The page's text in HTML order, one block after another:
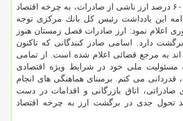
شود، تاكنون، نزدیك ۶۰ درصد ارز ناشی از صادرات، به چرخه اقتصاد
این یادداشت رئیس كل بانك مركزی توجه
اعلام نمود: ارز صادرات فصل زمستان هنوز
دارد. اسامی صادر كنندگانی كه تاكنون
اند به مرجع قضائی اعلام شده است. از تمامی
مسئولیت ملی خود در شرایط ویژه اقتصادی
قدردانی می كنم. برمبنای هماهنگی های انجام
صادراتی، اتاق بازرگانی و اقدامات در دست
تحول جدی در برگشت ارز به چرخه اقتصاد